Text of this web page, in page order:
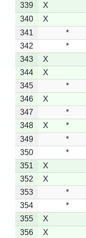
339
X
340
X
341
*
342
*
343
X
344
X
345
*
346
X
347
*
348
X *
349
*
350
*
351
X
352
X
353
*
354
*
355
X
356
X